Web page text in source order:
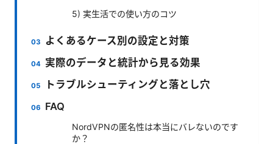
5) 実生活での使い方のコツ
よくあるケース別の設定と対策
実際のデータと統計から見る効果
トラブルシューティングと落とし穴
FAQ
NordVPNの匿名性は本当にバレないのです
か？